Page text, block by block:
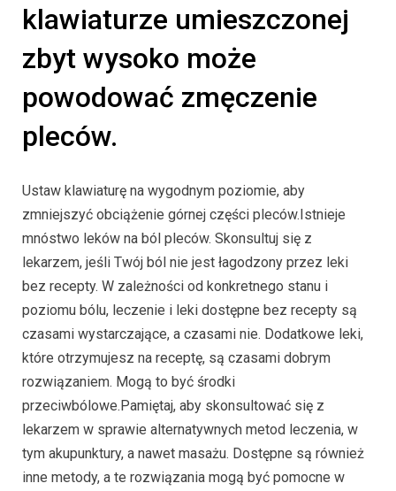
klawiaturze umieszczonej
zbyt wysoko może
powodować zmęczenie
pleców.
Ustaw klawiaturę na wygodnym poziomie, aby
zmniejszyć obciążenie górnej części pleców.Istnieje
mnóstwo leków na ból pleców. Skonsultuj się z
lekarzem, jeśli Twój ból nie jest łagodzony przez leki
bez recepty. W zależności od konkretnego stanu i
poziomu bólu, leczenie i leki dostępne bez recepty są
czasami wystarczające, a czasami nie. Dodatkowe leki,
które otrzymujesz na receptę, są czasami dobrym
rozwiązaniem. Mogą to być środki
przeciwbólowe.Pamiętaj, aby skonsultować się z
lekarzem w sprawie alternatywnych metod leczenia, w
tym akupunktury, a nawet masażu. Dostępne są również
inne metody, a te rozwiązania mogą być pomocne w